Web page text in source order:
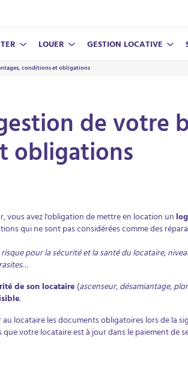
NOS SERVICES
Parrainer un proche
LOUER
CONSEILS
GESTION LOCATIVE
NOS SERVICES
Estimer mon loyer
Parrainer un proche
CONSEILS
NOS SERVICES
Nos conseils pour bien vendre
conditions et obligations
de votre
obligations
vous avez l'obligation de mettre en location un
qui ne sont pas considérées comme des
pour la sécurité et la santé du locataire,
de son locataire(ascenseur, désamiantage,
.
locataire les documents obligatoires lors de la
que votre locataire est à jour dans le paiement de